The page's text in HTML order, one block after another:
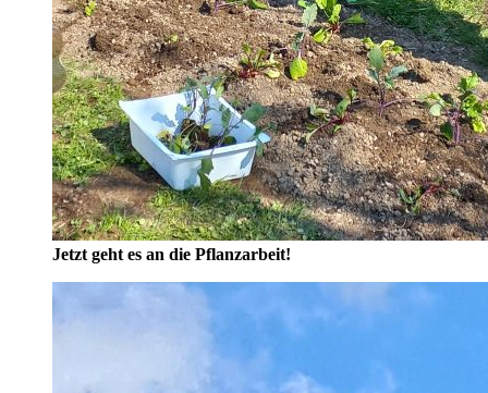
Jetzt geht es an die Pflanzarbeit!